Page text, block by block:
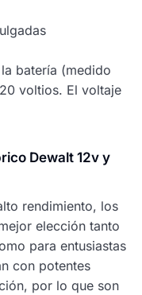
batería (medido
voltios. El voltaje
Dewalt 12v y
rendimiento, los
elección tanto
para entusiastas
con potentes
por lo que son